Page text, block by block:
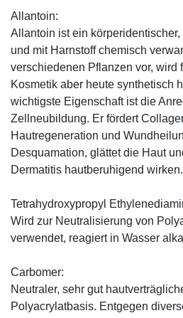
Allantoin:
Allantoin ist ein
und mit Harnstoff chemisch
verschiedenen Pflanzen vor, wird
Kosmetik aber heute synthetisch
wichtigste Eigenschaft ist die
Zellneubildung. Er fördert
Hautregeneration und
Desquamation, glättet die Haut
Dermatitis hautberuhigend wirken.
Tetrahydroxypropyl
Wird zur Neutralisierung von
verwendet, reagiert in Wasser
Carbomer:
Neutraler, sehr gut
Polyacrylatbasis. Entgegen